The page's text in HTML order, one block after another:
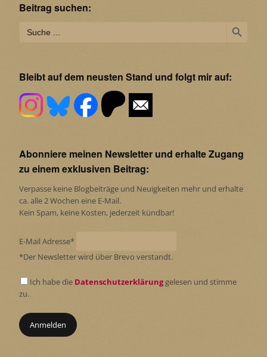
Beitrag suchen:
for:
Bleibt auf dem neusten Stand und folgt mir auf:
Abonniere meinen Newsletter und erhalte Zugang
zu einem exklusiven Beitrag:
Verpasse keine Blogbeiträge und Neuigkeiten mehr und erhalte
ca. alle 2 Wochen eine E-Mail.
Kein Spam, keine Kosten, jederzeit kündbar!
E-Mail Adresse*
*Der Newsletter wird über Brevo verstandt.
Ich habe die Datenschutzerklärunggelesen und stimme
zu.